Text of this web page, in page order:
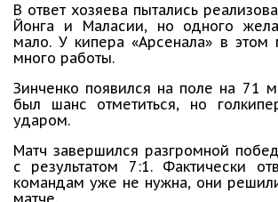
В ответ хозяева пытались
Йонга и Маласии, но одного
мало. У кипера «Арсенала» в этом
много работы.
Зинченко появился на поле на 71
был шанс отметиться, но
ударом.
Матч завершился разгромной
с результатом 7:1. Фактически
командам уже не нужна, они